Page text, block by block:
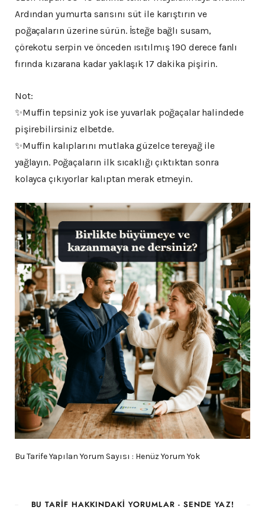
Ardından yumurta sarısını süt ile karıştırın ve
poğaçaların üzerine sürün. İsteğe bağlı susam,
çörekotu serpin ve önceden ısıtılmış 190 derece fanlı
fırında kızarana kadar yaklaşık 17 dakika pişirin.
Not:
✨Muffin tepsiniz yok ise yuvarlak poğaçalar halindede
pişirebilirsiniz elbetde.
✨Muffin kalıplarını mutlaka güzelce tereyağ ile
yağlayın. Poğaçaların ilk sıcaklığı çıktıktan sonra
kolayca çıkıyorlar kalıptan merak etmeyin.
Bu Tarife Yapılan Yorum Sayısı : Henüz Yorum Yok
BU TARIF HAKKINDAKI YORUMLAR - SENDE YAZ!